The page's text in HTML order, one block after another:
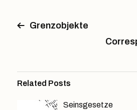
Grenzobjekte
Related Posts
Seinsgesetze